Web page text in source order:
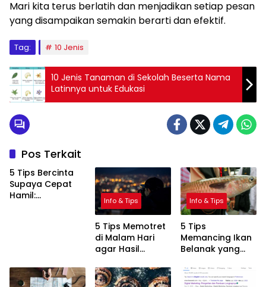
Mari kita terus berlatih dan menjadikan setiap pesan
yang disampaikan semakin berarti dan efektif.
Tag: 10 Jenis
10 Jenis Tanaman di Sekolah Beserta Nama
Latinnya untuk Edukasi
Pos Terkait
5 Tips Bercinta
Supaya Cepat
Hamil:
Info & Tips
5 Tips Memotret
di Malam Hari
agar Hasil
Info & Tips
5 Tips
Memancing Ikan
Belanak yang